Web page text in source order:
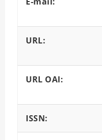
URL:
URL OAI:
ISSN: